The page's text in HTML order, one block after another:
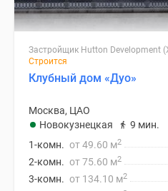
Застройщик Hutton Development
Строится
Клубный дом «Дуо»
Москва, ЦАО
Новокузнецкая
9 мин.
1-комн. от 49.60 м2
2-комн. от 75.60 м2
3-комн. от 134.10 м2